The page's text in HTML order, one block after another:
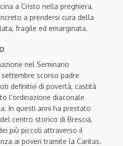
a Cristo nella preghiera,
a prendersi cura della
fragile ed emarginata.
nel Seminario
scorso padre
definitivi di povertà, castità
l’ordinazione diaconale
In questi anni ha prestato
centro storico di Brescia,
più piccoli attraverso il
ai poveri tramite la Caritas.